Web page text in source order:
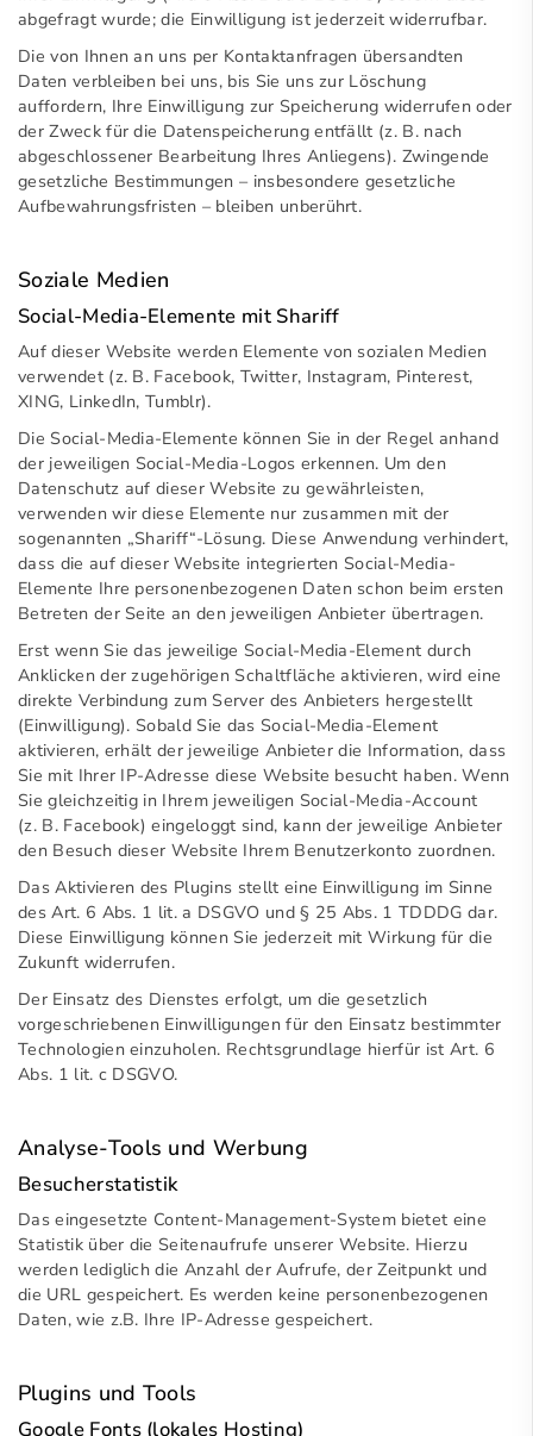
abgefragt wurde; die Einwilligung ist jederzeit widerrufbar.
Die von Ihnen an uns per Kontaktanfragen übersandten
Daten verbleiben bei uns, bis Sie uns zur Löschung
auffordern, Ihre Einwilligung zur Speicherung widerrufen oder
der Zweck für die Datenspeicherung entfällt (z. B. nach
abgeschlossener Bearbeitung Ihres Anliegens). Zwingende
gesetzliche Bestimmungen – insbesondere gesetzliche
Aufbewahrungsfristen – bleiben unberührt.
Soziale Medien
Social-Media-Elemente mit Shariff
Auf dieser Website werden Elemente von sozialen Medien
verwendet (z. B. Facebook, Twitter, Instagram, Pinterest,
XING, LinkedIn, Tumblr).
Die Social-Media-Elemente können Sie in der Regel anhand
der jeweiligen Social-Media-Logos erkennen. Um den
Datenschutz auf dieser Website zu gewährleisten,
verwenden wir diese Elemente nur zusammen mit der
sogenannten „Shariff“-Lösung. Diese Anwendung verhindert,
dass die auf dieser Website integrierten Social-Media-
Elemente Ihre personenbezogenen Daten schon beim ersten
Betreten der Seite an den jeweiligen Anbieter übertragen.
Erst wenn Sie das jeweilige Social-Media-Element durch
Anklicken der zugehörigen Schaltfläche aktivieren, wird eine
direkte Verbindung zum Server des Anbieters hergestellt
(Einwilligung). Sobald Sie das Social-Media-Element
aktivieren, erhält der jeweilige Anbieter die Information, dass
Sie mit Ihrer IP-Adresse diese Website besucht haben. Wenn
Sie gleichzeitig in Ihrem jeweiligen Social-Media-Account
(z. B. Facebook) eingeloggt sind, kann der jeweilige Anbieter
den Besuch dieser Website Ihrem Benutzerkonto zuordnen.
Das Aktivieren des Plugins stellt eine Einwilligung im Sinne
des Art. 6 Abs. 1 lit. a DSGVO und § 25 Abs. 1 TDDDG dar.
Diese Einwilligung können Sie jederzeit mit Wirkung für die
Zukunft widerrufen.
Der Einsatz des Dienstes erfolgt, um die gesetzlich
vorgeschriebenen Einwilligungen für den Einsatz bestimmter
Technologien einzuholen. Rechtsgrundlage hierfür ist Art. 6
Abs. 1 lit. c DSGVO.
Analyse-Tools und Werbung
Besucherstatistik
Das eingesetzte Content-Management-System bietet eine
Statistik über die Seitenaufrufe unserer Website. Hierzu
werden lediglich die Anzahl der Aufrufe, der Zeitpunkt und
die URL gespeichert. Es werden keine personenbezogenen
Daten, wie z.B. Ihre IP-Adresse gespeichert.
Plugins und Tools
Google Fonts (lokales Hosting)